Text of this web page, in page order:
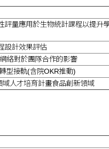
評量應用於生物統計課程以提升
設計效果評估
絡對於團隊合作的影響
型接軌(含院OKR推動)
人才培育計畫食品創新領域